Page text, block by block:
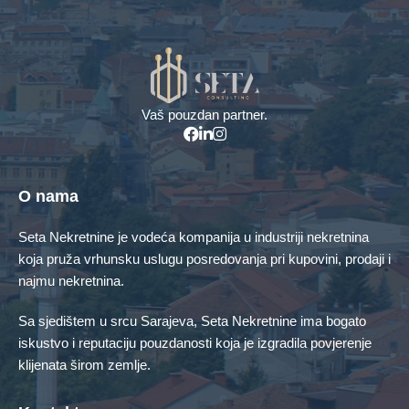
+387 61 161 676 | +387 61 171 776
Vaš pouzdan partner.
O nama
Seta Nekretnine je vodeća kompanija u industriji nekretnina
koja pruža vrhunsku uslugu posredovanja pri kupovini, prodaji i
najmu nekretnina.
Sa sjedištem u srcu Sarajeva, Seta Nekretnine ima bogato
iskustvo i reputaciju pouzdanosti koja je izgradila povjerenje
klijenata širom zemlje.